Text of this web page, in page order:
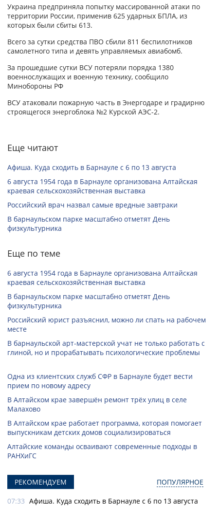
Украина предприняла попытку массированной атаки по
территории России, применив 625 ударных БПЛА, из
которых были сбиты 613.
Всего за сутки средства ПВО сбили 811 беспилотников
самолетного типа и девять управляемых авиабомб.
За прошедшие сутки ВСУ потеряли порядка 1380
военнослужащих и военную технику, сообщило
Минобороны РФ
ВСУ атаковали пожарную часть в Энергодаре и градирню
строящегося энергоблока №2 Курской АЭС-2.
Еще читают
Афиша. Куда сходить в Барнауле с 6 по 13 августа
6 августа 1954 года в Барнауле организована Алтайская
краевая сельскохозяйственная выставка
Российский врач назвал самые вредные завтраки
В барнаульском парке масштабно отметят День
физкультурника
Еще по теме
6 августа 1954 года в Барнауле организована Алтайская
краевая сельскохозяйственная выставка
В барнаульском парке масштабно отметят День
физкультурника
Российский юрист разъяснил, можно ли спать на рабочем
месте
В барнаульской арт-мастерской учат не только работать с
глиной, но и прорабатывать психологические проблемы
Одна из клиентских служб СФР в Барнауле будет вести
прием по новому адресу
В Алтайском крае завершён ремонт трёх улиц в селе
Малахово
В Алтайском крае работает программа, которая помогает
выпускникам детских домов социализироваться
Алтайские команды осваивают современные подходы в
РАНХиГС
РЕКОМЕНДУЕМ ПОПУЛЯРНОЕ
07:33 Афиша. Куда сходить в Барнауле с 6 по 13 августа